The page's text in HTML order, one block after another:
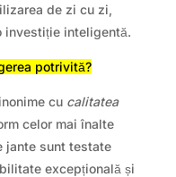
de zi cu zi,
investiție inteligentă.
potrivită?
cu calitatea
celor mai înalte
jante sunt testate
excepțională și